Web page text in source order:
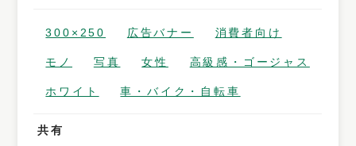
300×250 広告バナー 消費者向け
モノ 写真 女性 高級感・ゴージャス
ホワイト 車・バイク・自転車
共有